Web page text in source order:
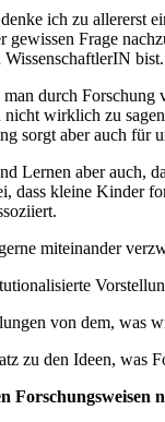
ich zu
gewissen Frage
bist.
durch
wirklich zu
sorgt aber auch für
Lernen aber auch,
dass kleine Kinder
miteinander
von dem, was
zu den Ideen,